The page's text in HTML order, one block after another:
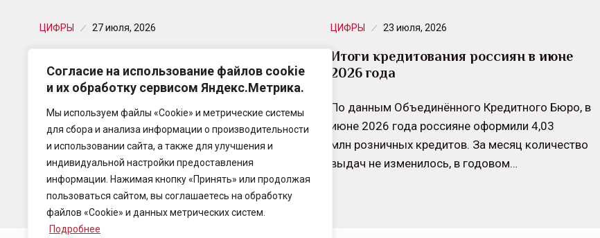
Согласие на использование файлов cookie
и их обработку сервисом Яндекс.Метрика.
Мы используем файлы «Cookie» и метрические системы
для сбора и анализа информации о производительности
и использовании сайта, а также для улучшения и
индивидуальной настройки предоставления
информации. Нажимая кнопку «Принять» или продолжая
пользоваться сайтом, вы соглашаетесь на обработку
файлов «Cookie» и данных метрических систем.
Подробнее
ЦИФРЫ 27 июля, 2026
2026 года
По данным Объединённого Кредитного Бюро, в
июне россияне направили 372,26 млрд рублей на
досрочное погашение по 2,53 млн кредитных
договоров.
ЦИФРЫ 23 июля, 2026
Итоги кредитования россиян в июне
2026 года
По данным Объединённого Кредитного Бюро, в
июне 2026 года россияне оформили 4,03
млн розничных кредитов. За месяц количество
выдач не изменилось, в годовом…